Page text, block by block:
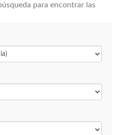
para encontrar las